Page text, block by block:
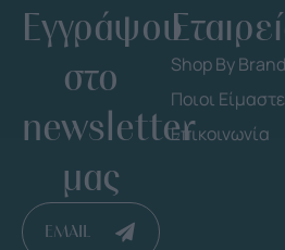
Εγγράψου
στο
newsletter
μας
EMAIL
Shop By Brand
Ποιοι Είμαστε
Επικοινωνία